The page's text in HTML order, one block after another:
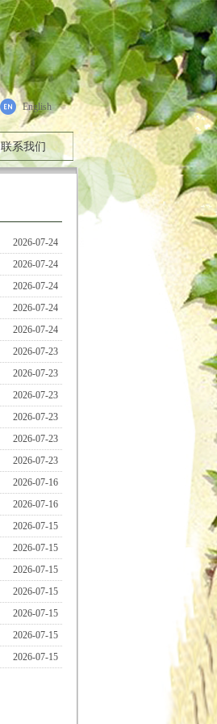
English
联系我们
2026-07-24
2026-07-24
2026-07-24
2026-07-24
2026-07-24
2026-07-23
2026-07-23
2026-07-23
2026-07-23
2026-07-23
2026-07-23
2026-07-16
2026-07-16
2026-07-15
2026-07-15
2026-07-15
2026-07-15
2026-07-15
2026-07-15
2026-07-15